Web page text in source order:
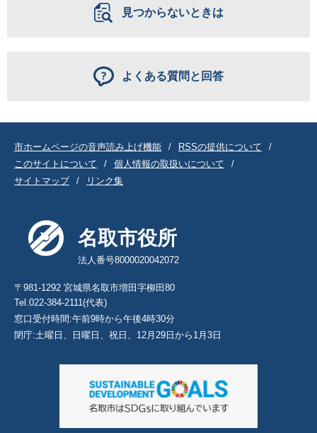
見つからないときは
よくある質問と回答
市ホームページの音声読み上げ機能
RSSの提供について
このサイトについて
個人情報の取扱いについて
サイトマップ
リンク集
名取市役所
法人番号8000020042072
〒981-1292 宮城県名取市増田字柳田80
Tel.022-384-2111(代表)
窓口受付時間:午前9時から午後4時30分
閉庁:土曜日、日曜日、祝日、12月29日から1月3日